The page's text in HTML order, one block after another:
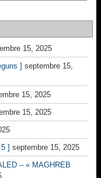
15, 2025
] septembre 15,
15, 2025
15, 2025
] septembre 15, 2025
– « MAGHREB